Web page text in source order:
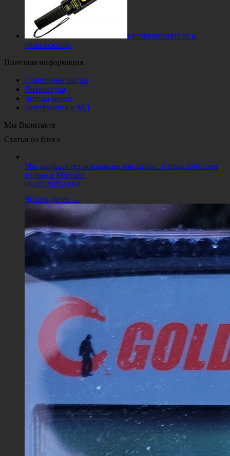
Металлоискатели и
безопасность
Полезная информация
Старинные карты
Литература
Чистка монет
Инструкции к МД
Мы Вконтакте
Статьи из блога
Мы закрыли региональные магазины: теперь работаем
только в Москве!
06.02.20253 063
Читать далее →